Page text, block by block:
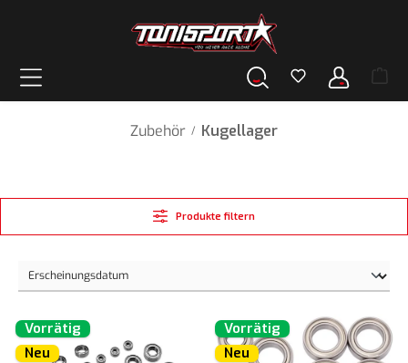
Zubehör / Kugellager
Produkte filtern
Vorrätig
Neu
Vorrätig
Neu